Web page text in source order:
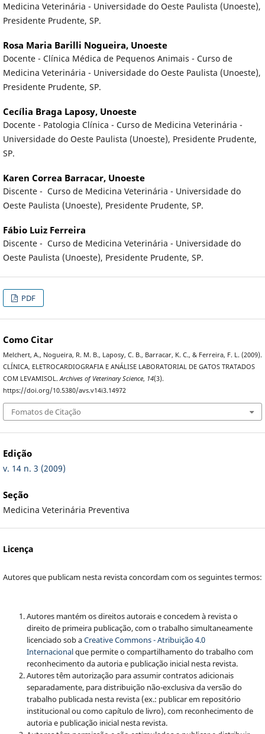
Medicina Veterinária - Universidade do Oeste Paulista (Unoeste),
Presidente Prudente, SP.
Rosa Maria Barilli Nogueira, Unoeste
Docente - Clínica Médica de Pequenos Animais - Curso de
Medicina Veterinária - Universidade do Oeste Paulista (Unoeste),
Presidente Prudente, SP.
Cecília Braga Laposy, Unoeste
Docente - Patologia Clínica - Curso de Medicina Veterinária -
Universidade do Oeste Paulista (Unoeste), Presidente Prudente,
SP.
Karen Correa Barracar, Unoeste
Discente - Curso de Medicina Veterinária - Universidade do
Oeste Paulista (Unoeste), Presidente Prudente, SP.
Fábio Luiz Ferreira
Discente - Curso de Medicina Veterinária - Universidade do
Oeste Paulista (Unoeste), Presidente Prudente, SP.
PDF
Como Citar
Melchert, A., Nogueira, R. M. B., Laposy, C. B., Barracar, K. C., & Ferreira, F. L. (2009).
CLÍNICA, ELETROCARDIOGRAFIA E ANÁLISE LABORATORIAL DE GATOS TRATADOS
COM LEVAMISOL.Archives of Veterinary Science, 14(3).
https://doi.org/10.5380/avs.v14i3.14972
Fomatos de Citação
Edição
v. 14 n. 3 (2009)
Seção
Medicina Veterinária Preventiva
Licença
Autores que publicam nesta revista concordam com os seguintes termos:
Autores mantém os direitos autorais e concedem à revista o
direito de primeira publicação, com o trabalho simultaneamente
licenciado sob aCreative Commons - Atribuição 4.0
Internacionalque permite o compartilhamento do trabalho com
reconhecimento da autoria e publicação inicial nesta revista.
Autores têm autorização para assumir contratos adicionais
separadamente, para distribuição não-exclusiva da versão do
trabalho publicada nesta revista (ex.: publicar em repositório
institucional ou como capítulo de livro), com reconhecimento de
autoria e publicação inicial nesta revista.